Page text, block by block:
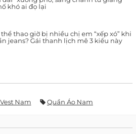
khó ai đọ lại
thể thao giờ bị nhiều chị em “xếp xó” khi
jeans? Gái thanh lịch mê 3 kiểu này
Nam Quần Áo Nam